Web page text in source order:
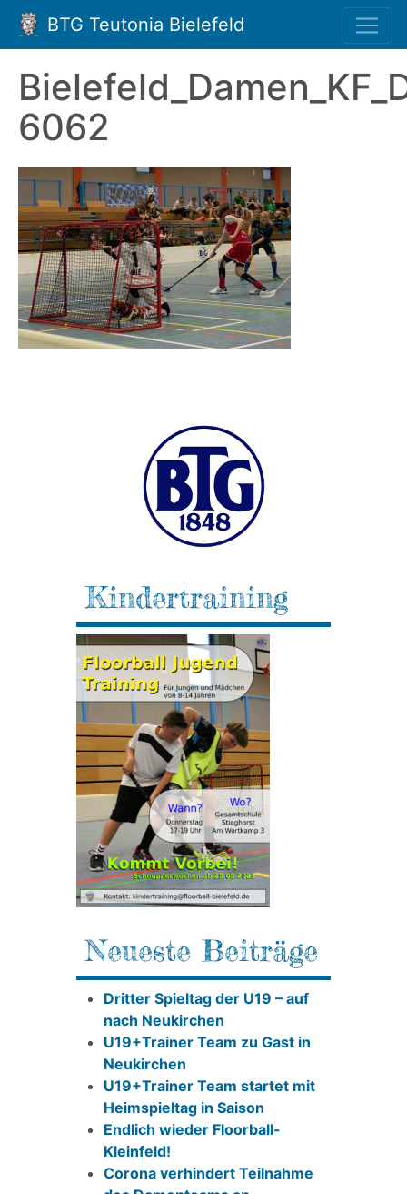
BTG Teutonia Bielefeld
6062
Kindertraining
Neueste Beiträge
Dritter Spieltag der U19 – auf
nach Neukirchen
U19+Trainer Team zu Gast in
Neukirchen
U19+Trainer Team startet mit
Heimspieltag in Saison
Endlich wieder Floorball-
Kleinfeld!
Corona verhindert Teilnahme